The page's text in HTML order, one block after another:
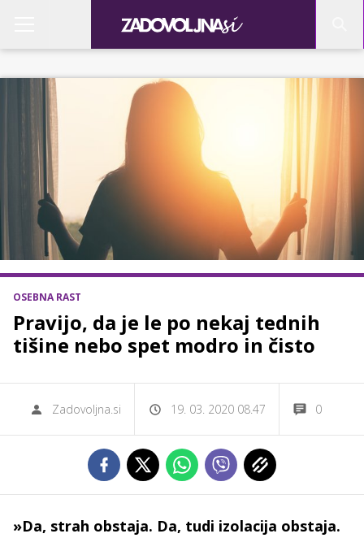
OSEBNA RAST
Pravijo, da je le po nekaj tednih
tišine nebo spet modro in čisto
Zadovoljna.si 19. 03. 2020 08.47 0
»Da, strah obstaja. Da, tudi izolacija obstaja.